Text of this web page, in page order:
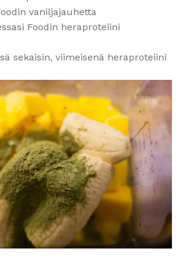
vaniljajauhetta
Foodin heraproteiini
sekaisin, viimeisenä heraproteiini